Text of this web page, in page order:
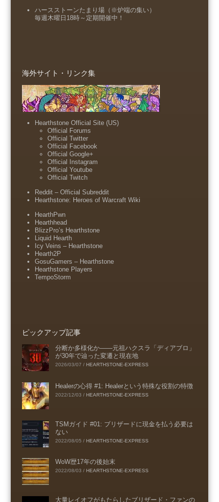
ハースストーンたまり場（※炉端の集い）
毎週木曜日18時～定期開催中！
海外サイト・リンク集
Hearthstone Official Site (US)
Official Forums
Official Twitter
Official Facebook
Official Google+
Official Instagram
Official Youtube
Official Twitch
Reddit – Official Subreddit
Hearthstone: Heroes of Warcraft Wiki
HearthPwn
Hearthhead
BlizzPro’s Hearthstone
Liquid Hearth
Icy Veins – Hearthstone
Hearth2P
GosuGamers – Hearthstone
Hearthstone Players
TempoStorm
ピックアップ記事
分断か多様化か――元祖ハクスラ「ディアブロ」
が30年で辿った変遷と現在地
2026/03/07 / HEARTHSTONE-EXPRESS
Healerの心得 #1: Healerという特殊な役割の特徴
2022/12/03 / HEARTHSTONE-EXPRESS
TSMガイド #01: ブリザードに現金を払う必要は
ない
2022/08/05 / HEARTHSTONE-EXPRESS
WoW歴17年の後始末
2022/08/03 / HEARTHSTONE-EXPRESS
大量レイオフがもたらしたブリザード・ファンの